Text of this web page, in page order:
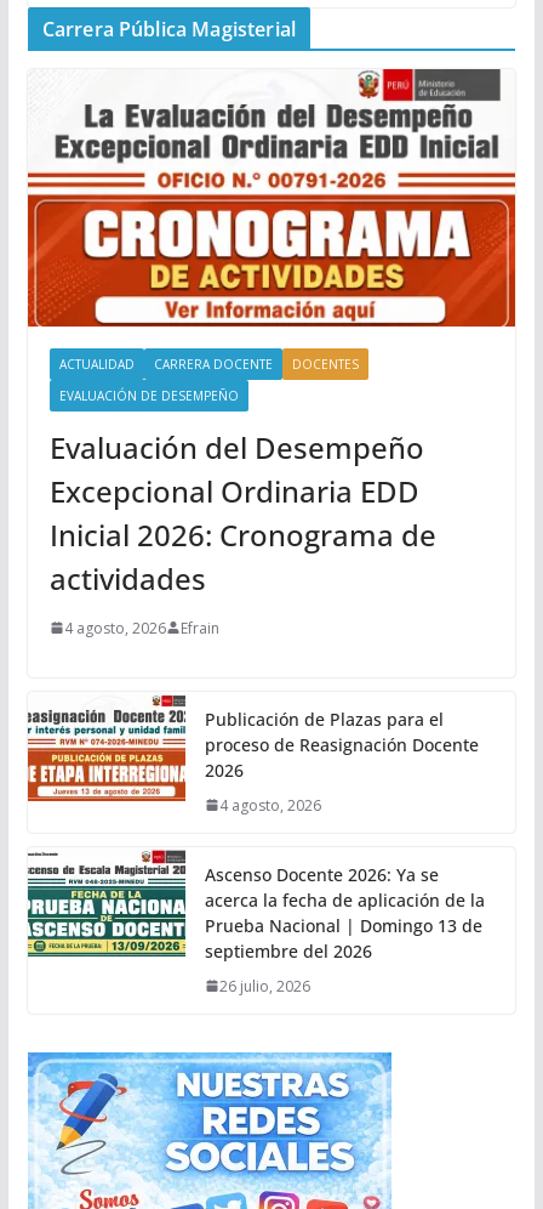
Carrera Pública Magisterial
ACTUALIDAD CARRERA DOCENTE
DOCENTES
EVALUACIÓN DE DESEMPEÑO
Evaluación del Desempeño
Excepcional Ordinaria EDD
Inicial 2026: Cronograma de
actividades
4 agosto, 2026 Efrain
Publicación de Plazas para el
proceso de Reasignación Docente
2026
4 agosto, 2026
Ascenso Docente 2026: Ya se
acerca la fecha de aplicación de la
Prueba Nacional | Domingo 13 de
septiembre del 2026
26 julio, 2026